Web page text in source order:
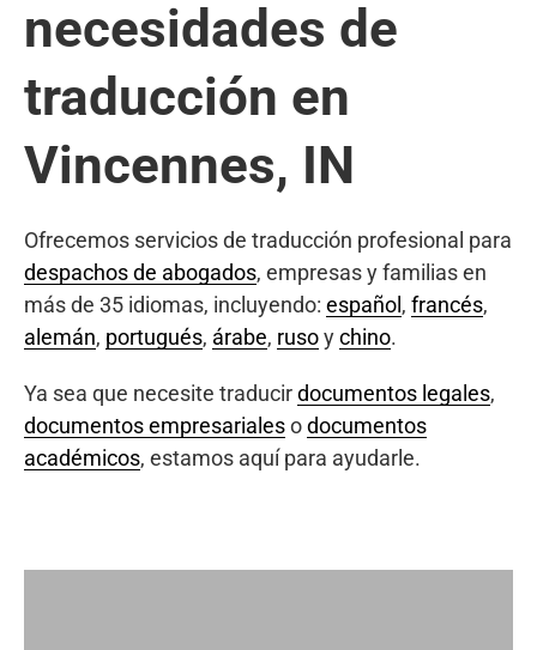
necesidades de
traducción en
Vincennes, IN
Ofrecemos servicios de traducción profesional para
despachos de abogados, empresas y familias en
más de 35 idiomas, incluyendo: español , francés,
alemán, portugués, árabe, rusoychino.
Ya sea que necesite traducirdocumentos legales,
documentos empresarialesodocumentos
académicos, estamos aquí para ayudarle.